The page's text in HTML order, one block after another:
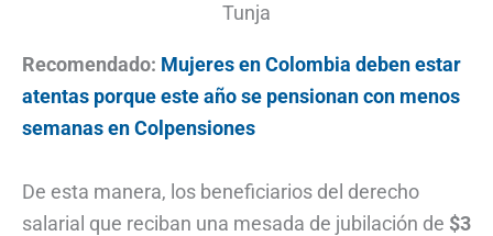
Tunja
Recomendado: Mujeres en Colombia deben estar
atentas porque este año se pensionan con menos
semanas en Colpensiones
De esta manera, los beneficiarios del derecho
salarial que reciban una mesada de jubilación de $3